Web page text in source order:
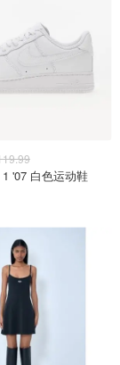
'07 白色运动鞋